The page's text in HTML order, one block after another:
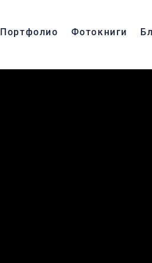
Портфолио Фотокниги